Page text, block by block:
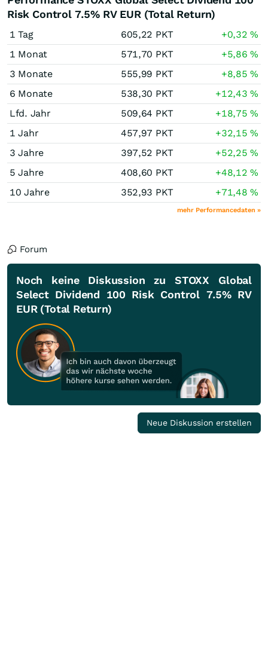
Risk Control 7.5% RV EUR (Total Return)
1 Tag 605,22 PKT +0,32%
1 Monat
571,70 PKT +5,86%
3 Monate
555,99 PKT +8,85%
6 Monate
538,30 PKT +12,43%
Lfd. Jahr
509,64 PKT +18,75%
1 Jahr
457,97 PKT +32,15%
3 Jahre
397,52 PKT +52,25%
5 Jahre
408,60 PKT +48,12%
10 Jahre
352,93 PKT +71,48%
mehr Performancedaten »
Forum
Noch keine Diskussion zu STOXX Global
Select Dividend 100 Risk Control 7.5% RV
EUR (Total Return)
Neue Diskussion erstellen